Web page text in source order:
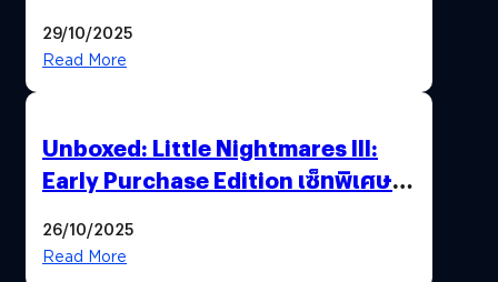
29/10/2025
Read More
Unboxed: Little Nightmares III:
Early Purchase Edition เซ็ทพิเศษที่
ไปด้วยกัน..เอาชนะทุกความเหงาและ
26/10/2025
Read More